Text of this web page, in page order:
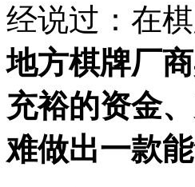
经说过：在
地方棋牌厂
充裕的资金
难做出一款